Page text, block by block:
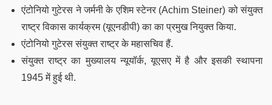
एंटोनियो गुटेरस ने जर्मनी केएशिमस्टेनर (Achim Steiner) को संयुक्त
राष्ट्र विकास कार्यक्रम (यूएनडीपी) का का प्रमुख नियुक्त किया.
एंटोनियो गुटेरस संयुक्त राष्ट्र के महासचिव हैं.
संयुक्त राष्ट्र का मुख्यालय न्यूयॉर्क, यूएसए में है और इसकी स्थापना
1945 में हुई थी.